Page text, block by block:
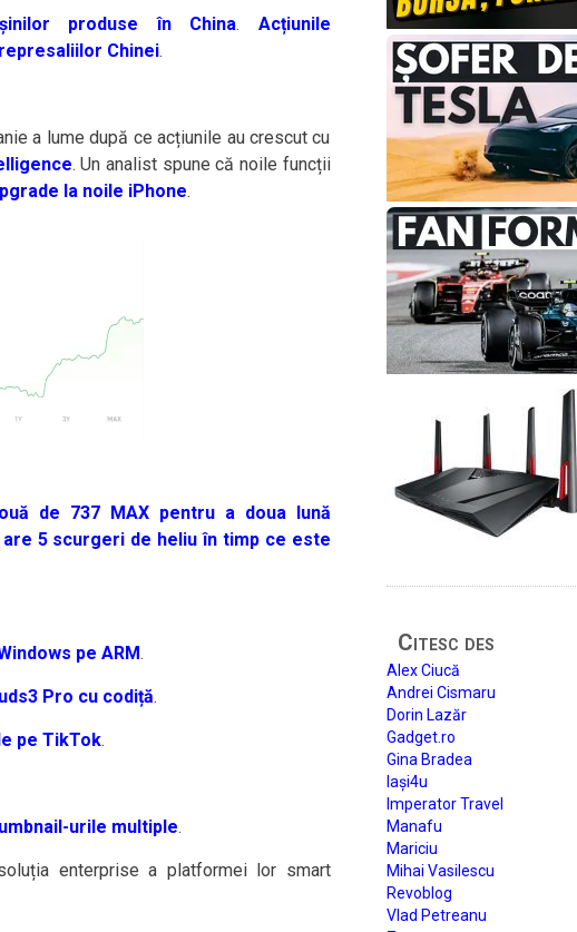
produse în China. Acțiunile
Chinei.
a lume după ce acțiunile au crescut cu
. Un analist spune că noile funcții
la noile iPhone.
de 737 MAX pentru a doua lună
5 scurgeri de heliu în timp ce este
pe ARM.
Pro cu codiță.
pe TikTok.
urile multiple.
enterprise a platformei lor smart
Citesc des
Alex Ciucă
Andrei Cismaru
Dorin Lazăr
Gadget.ro
Gina Bradea
Iași4u
Imperator Travel
Manafu
Mariciu
Mihai Vasilescu
Revoblog
Vlad Petreanu